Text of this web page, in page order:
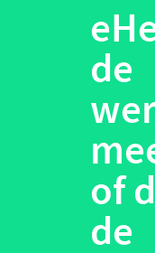
de
of
de